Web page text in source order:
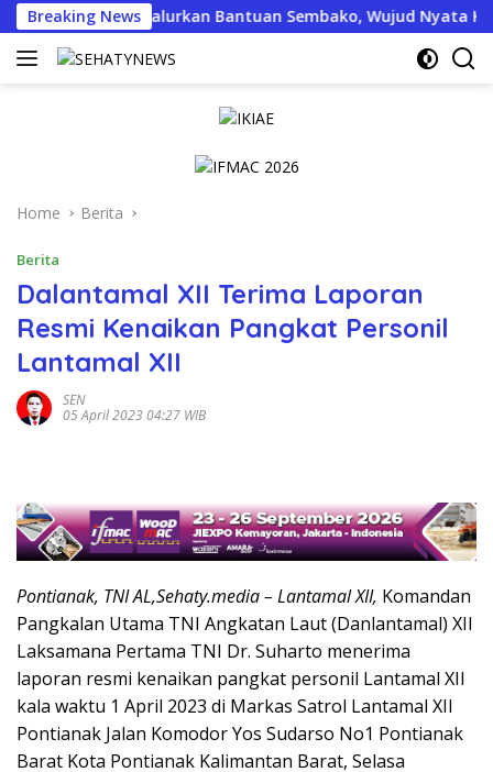
Skip
to
content
Breaking News
Salurkan Bantuan Sembako, Wujud Nyata
Home Berita
Berita
Dalantamal XII Terima Laporan
Resmi Kenaikan Pangkat Personil
Lantamal XII
SEN
05 April 2023 04:27 WIB
Pontianak, TNI AL,Sehaty.media – Lantamal XII, Komandan
Pangkalan Utama TNI Angkatan Laut (Danlantamal) XII
Laksamana Pertama TNI Dr. Suharto menerima
laporan resmi kenaikan pangkat personil Lantamal XII
kala waktu 1 April 2023 di Markas Satrol Lantamal XII
Pontianak Jalan Komodor Yos Sudarso No1 Pontianak
Barat Kota Pontianak Kalimantan Barat, Selasa